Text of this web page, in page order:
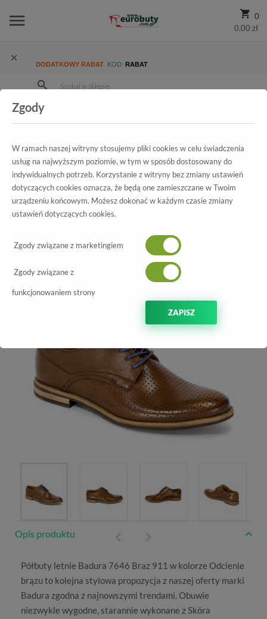
0
0,00 zł
DODATKOWY RABAT KOD: RABAT
Damskie
Półbuty Półbuty letnie Badura 7646 Braz 911
Wszystkie produkty
Półbuty letnie Badura
Opis produktu
Półbuty letnie Badura 7646 Braz 911 w kolorze Odcienie
brązu to kolejna stylowa propozycja z naszej oferty marki
Badura zgodna z najnowszymi trendami. Obuwie
niezwykle wygodne, starannie wykonane zSkóra
Zgody
W ramach naszej witryny stosujemy pliki cookies w celu świadczenia
usług na najwyższym poziomie, w tym w sposób dostosowany do
indywidualnych potrzeb. Korzystanie z witryny bez zmiany ustawień
dotyczących cookies oznacza, że będą one zamieszczane w Twoim
urządzeniu końcowym. Możesz dokonać w każdym czasie zmiany
ustawień dotyczących cookies.
Zgody związane z marketingiem
Zgody związane z
funkcjonowaniem strony
ZAPISZ